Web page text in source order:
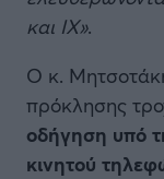
και ΙΧ».
Ο κ.
πρόκλησης
οδήγηση υπό
κινητού